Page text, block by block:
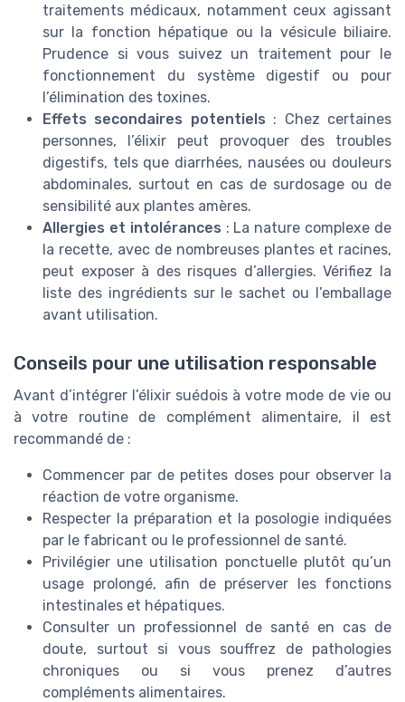
traitements médicaux, notamment ceux agissant
sur la fonction hépatique ou la vésicule biliaire.
Prudence si vous suivez un traitement pour le
fonctionnement du système digestif ou pour
l’élimination des toxines.
Effets secondaires potentiels : Chez certaines
personnes, l’élixir peut provoquer des troubles
digestifs, tels que diarrhées, nausées ou douleurs
abdominales, surtout en cas de surdosage ou de
sensibilité aux plantes amères.
Allergies et intolérances : La nature complexe de
la recette, avec de nombreuses plantes et racines,
peut exposer à des risques d’allergies. Vérifiez la
liste des ingrédients sur le sachet ou l’emballage
avant utilisation.
Conseils pour une utilisation responsable
Avant d’intégrer l’élixir suédois à votre mode de vie ou
à votre routine de complément alimentaire, il est
recommandé de :
Commencer par de petites doses pour observer la
réaction de votre organisme.
Respecter la préparation et la posologie indiquées
par le fabricant ou le professionnel de santé.
Privilégier une utilisation ponctuelle plutôt qu’un
usage prolongé, afin de préserver les fonctions
intestinales et hépatiques.
Consulter un professionnel de santé en cas de
doute, surtout si vous souffrez de pathologies
chroniques ou si vous prenez d’autres
compléments alimentaires.